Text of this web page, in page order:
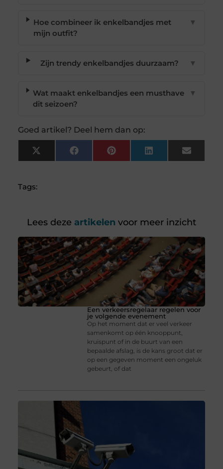
Hoe combineer ik enkelbandjes met
mijn outfit?
▼
Zijn trendy enkelbandjes duurzaam? ▼
Wat maakt enkelbandjes een musthave
dit seizoen?
▼
Goed artikel? Deel hem dan op:
X
(Twitter)
FacebookPinterest LinkedIn Email
Tags:
Lees deze artikelen voor meer inzicht
Een verkeersregelaar regelen voor
je volgende evenement
Op het moment dat er veel verkeer
samenkomt op één knooppunt,
kruispunt of in de buurt van een
bepaalde afslag, is de kans groot dat er
op een gegeven moment een ongeluk
gebeurt, of dat